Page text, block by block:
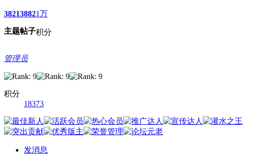
3821
主题
3882
帖子
1万
积分
管理员
积分
18373
发消息